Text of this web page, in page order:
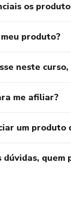
os
produto?
neste curso,
me afiliar?
um produto
quem